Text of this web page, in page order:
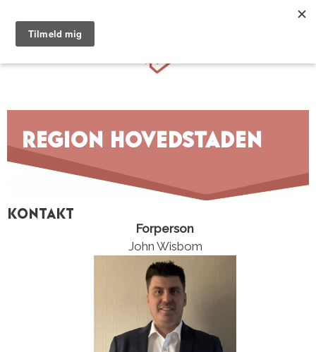
indhold
Region Hovedstaden
Kontakt
Forperson
John Wisbom